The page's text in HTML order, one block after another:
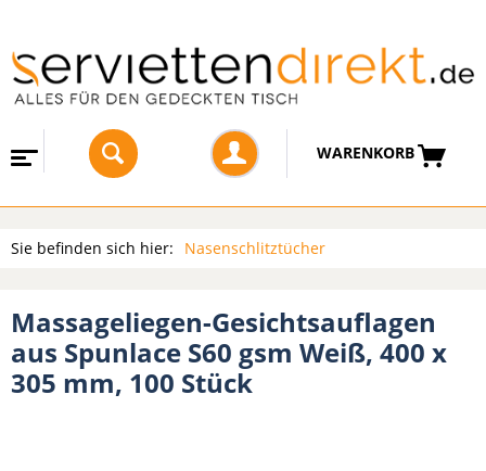
WARENKORB
Sie befinden sich hier: Nasenschlitztücher
Massageliegen-Gesichtsauflagen
aus Spunlace S60 gsm Weiß, 400 x
305 mm, 100 Stück